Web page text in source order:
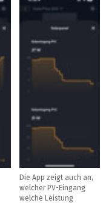
Die App zeigt auch an,
welcher PV-Eingang
welche Leistung